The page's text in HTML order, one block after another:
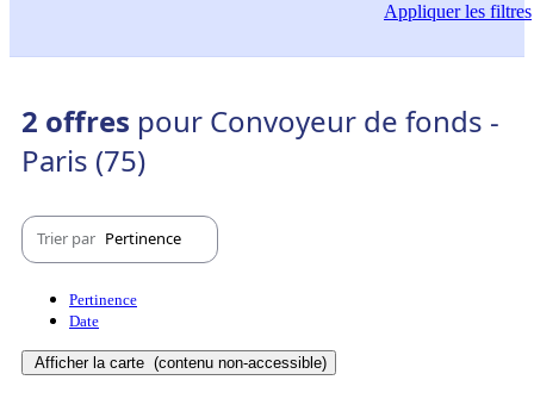
Appliquerles filtres
2 offres pour Convoyeur de fonds -
Paris (75)
Trier par Pertinence
Pertinence
Date
Afficher la carte (contenu non-accessible)